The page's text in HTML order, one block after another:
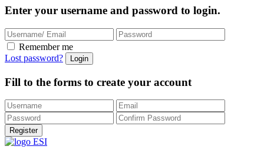
Enter your username and password to login.
Remember me
Lost password?
Fill to the forms to create your account